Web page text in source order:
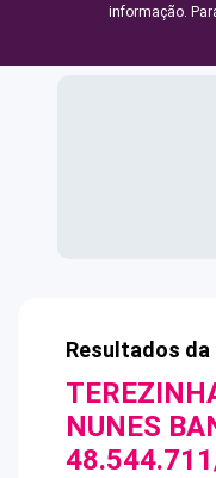
informação.
Resultados
NUNES